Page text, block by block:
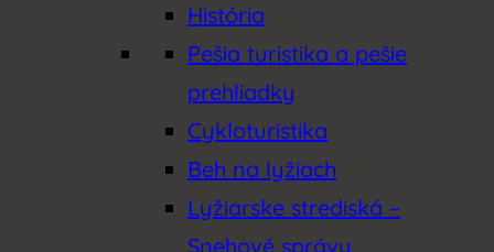
História
Pešia turistika a pešie
prehliadky
Cykloturistika
Beh na lyžiach
Lyžiarske strediská –
Snehové správy